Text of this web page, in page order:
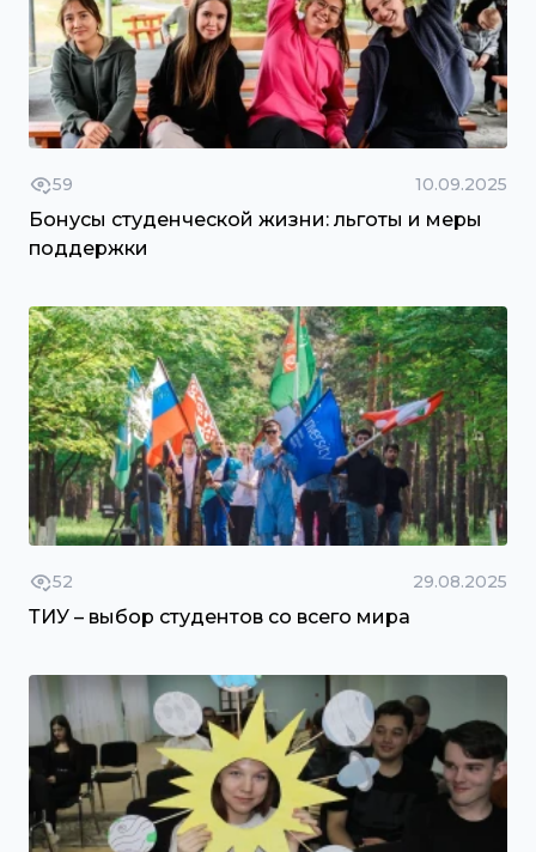
59 10.09.2025
Бонусы студенческой жизни: льготы и меры
поддержки
52 29.08.2025
ТИУ – выбор студентов со всего мира